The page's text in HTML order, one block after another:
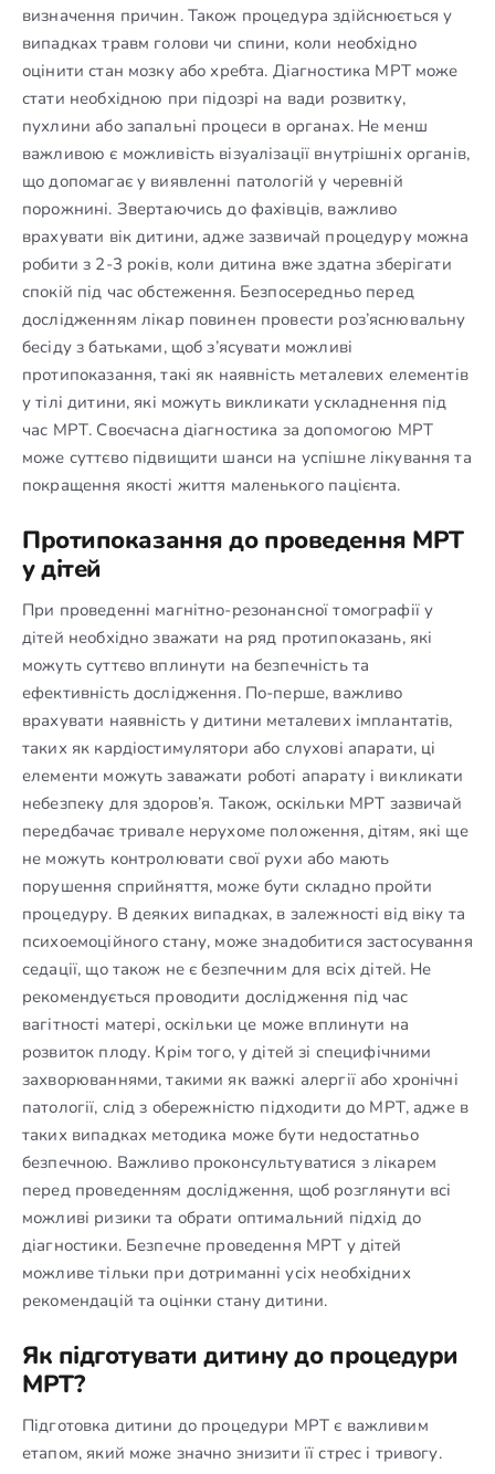
визначення причин. Також процедура здійснюється у
випадках травм голови чи спини, коли необхідно
оцінити стан мозку або хребта. Діагностика МРТ може
стати необхідною при підозрі на вади розвитку,
пухлини або запальні процеси в органах. Не менш
важливою є можливість візуалізації внутрішніх органів,
що допомагає у виявленні патологій у черевній
порожнині. Звертаючись до фахівців, важливо
врахувати вік дитини, адже зазвичай процедуру можна
робити з 2-3 років, коли дитина вже здатна зберігати
спокій під час обстеження. Безпосередньо перед
дослідженням лікар повинен провести роз’яснювальну
бесіду з батьками, щоб з’ясувати можливі
протипоказання, такі як наявність металевих елементів
у тілі дитини, які можуть викликати ускладнення під
час МРТ. Своєчасна діагностика за допомогою МРТ
може суттєво підвищити шанси на успішне лікування та
покращення якості життя маленького пацієнта.
Протипоказання до проведення МРТ
у дітей
При проведенні магнітно-резонансної томографії у
дітей необхідно зважати на ряд протипоказань, які
можуть суттєво вплинути на безпечність та
ефективність дослідження. По-перше, важливо
врахувати наявність у дитини металевих імплантатів,
таких як кардіостимулятори або слухові апарати, ці
елементи можуть заважати роботі апарату і викликати
небезпеку для здоров’я. Також, оскільки МРТ зазвичай
передбачає тривале нерухоме положення, дітям, які ще
не можуть контролювати свої рухи або мають
порушення сприйняття, може бути складно пройти
процедуру. В деяких випадках, в залежності від віку та
психоемоційного стану, може знадобитися застосування
седації, що також не є безпечним для всіх дітей. Не
рекомендується проводити дослідження під час
вагітності матері, оскільки це може вплинути на
розвиток плоду. Крім того, у дітей зі специфічними
захворюваннями, такими як важкі алергії або хронічні
патології, слід з обережністю підходити до МРТ, адже в
таких випадках методика може бути недостатньо
безпечною. Важливо проконсультуватися з лікарем
перед проведенням дослідження, щоб розглянути всі
можливі ризики та обрати оптимальний підхід до
діагностики. Безпечне проведення МРТ у дітей
можливе тільки при дотриманні усіх необхідних
рекомендацій та оцінки стану дитини.
Як підготувати дитину до процедури
МРТ?
Підготовка дитини до процедури МРТ є важливим
етапом, який може значно знизити її стрес і тривогу.